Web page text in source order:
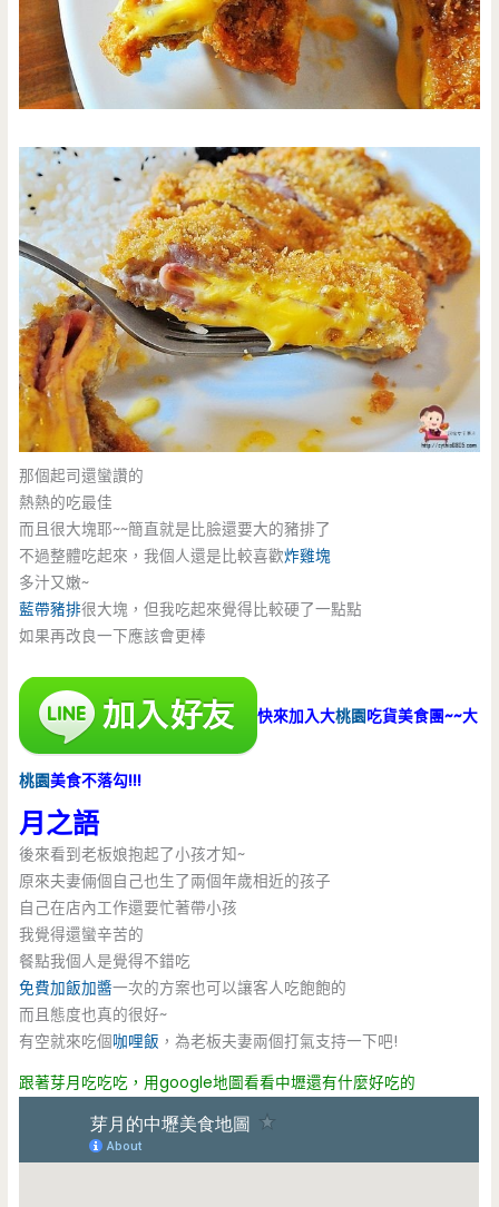
那個起司還蠻讚的
熱熱的吃最佳
而且很大塊耶~~簡直就是比臉還要大的豬排了
不過整體吃起來，我個人還是比較喜歡炸雞塊
多汁又嫩~
藍帶豬排很大塊，但我吃起來覺得比較硬了一點點
如果再改良一下應該會更棒
快來加入大桃園吃貨美食團~~大
桃園美食不落勾!!!
月之語
後來看到老板娘抱起了小孩才知~
原來夫妻倆個自己也生了兩個年歲相近的孩子
自己在店內工作還要忙著帶小孩
我覺得還蠻辛苦的
餐點我個人是覺得不錯吃
免費加飯加醬一次的方案也可以讓客人吃飽飽的
而且態度也真的很好~
有空就來吃個咖哩飯 ，為老板夫妻兩個打氣支持一下吧!
跟著芽月吃吃吃，用google地圖看看中壢還有什麼好吃的